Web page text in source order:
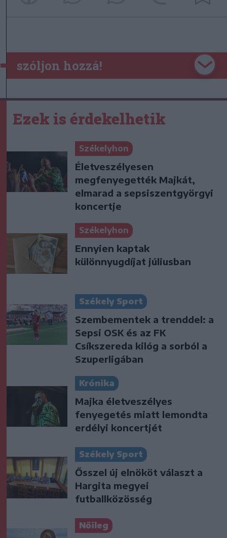
szóljon hozzá!
Ezek is érdekelhetik
Székelyhon
Életveszélyesen
megfenyegették Majkát,
elmarad a sepsiszentgyörgyi
koncertje
Székelyhon
Ennyien kaptak
különnyugdíjat júliusban
Székely Sport
Szembementek a trenddel: a
Sepsi OSK és az FK
Csíkszereda kilóg a sorból a
Szuperligában
Krónika
Majka életveszélyes
fenyegetés miatt lemondta
erdélyi koncertjét
Székely Sport
Ősszel új elnököt választ a
Hargita megyei
futballközösség
Nőileg